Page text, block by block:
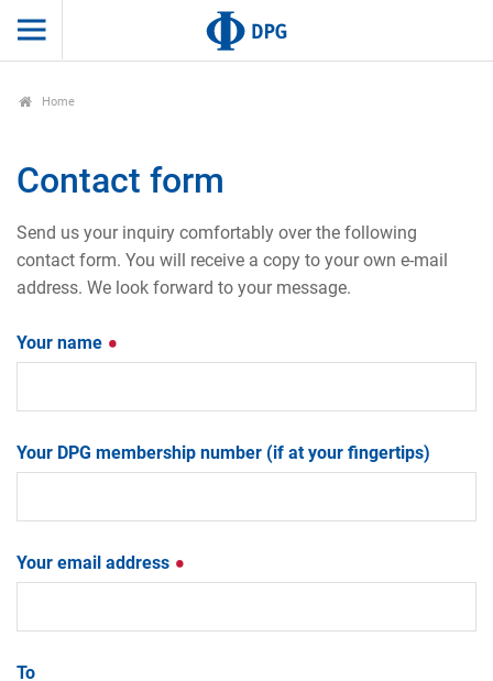
Home
Contact form
Send us your inquiry comfortably over the following
contact form. You will receive a copy to your own e-mail
address. We look forward to your message.
Your name
Your DPG membership number (if at your fingertips)
Your email address
To